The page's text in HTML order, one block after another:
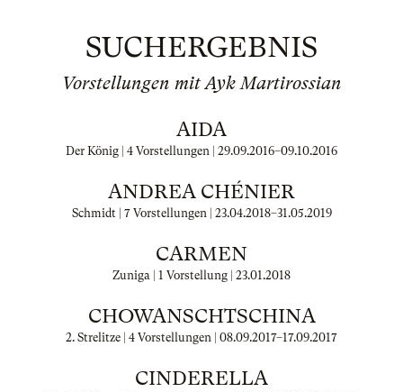
SUCHERGEBNIS
Vorstellungen mit Ayk Martirossian
AIDA
Der König | 4 Vorstellungen | 29.09.2016–09.10.2016
ANDREA CHÉNIER
Schmidt | 7 Vorstellungen | 23.04.2018–31.05.2019
CARMEN
Zuniga | 1 Vorstellung | 23.01.2018
CHOWANSCHTSCHINA
2. Strelitze | 4 Vorstellungen | 08.09.2017–17.09.2017
CINDERELLA